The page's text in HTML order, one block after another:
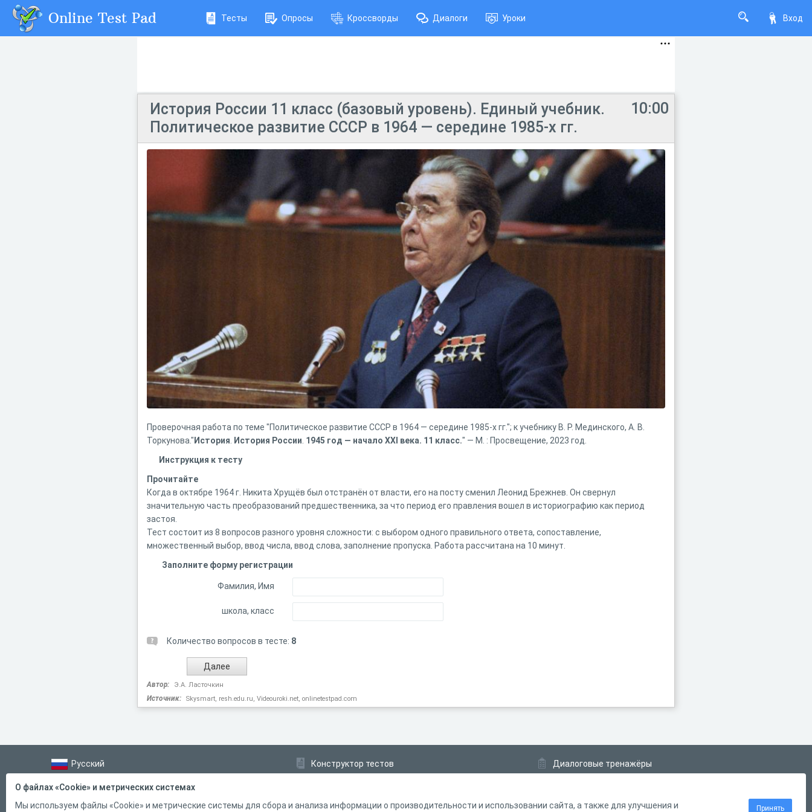
Вход
Online Test Pad Тесты Опросы Кроссворды Диалоги Уроки
10:00
История России 11 класс (базовый уровень). Единый учебник.
Политическое развитие СССР в 1964 — середине 1985-х гг.
Проверочная работа по теме "Политическое развитие СССР в 1964 — середине 1985-х гг."; к учебнику В. Р. Мединского, А. В.
Торкунова." История История России 1945 год — начало XXI века. 11 класс." — М. : Просвещение, 2023 год.
Инструкция к тесту
Прочитайте
Когда в октябре 1964 г. Никита Хрущёв был отстранён от власти, его на посту сменил Леонид Брежнев. Он свернул
значительную часть преобразований предшественника, за что период его правления вошел в историографию как период
застоя.
Тест состоит из 8 вопросов разного уровня сложности: с выбором одного правильного ответа, сопоставление,
множественный выбор, ввод числа, ввод слова, заполнение пропуска. Работа рассчитана на 10 минут.
Заполните форму регистрации
Фамилия, Имя
школа, класс
Количество вопросов в тесте: 8
Автор: Э.А. Ласточкин
Источник: Skysmart, resh.edu.ru, Videouroki.net, onlinetestpad.com
Русский
Справка
Форма обратной связи
Конструктор тестов
Конструктор кроссвордов
Диалоговые тренажёры
Система Дистанционного Обучения
О файлах «Cookie» и метрических системах
Мы используем файлы «Cookie» и метрические системы для сбора и анализа информации о производительности и использовании сайта, а также для улучшения и
Принять